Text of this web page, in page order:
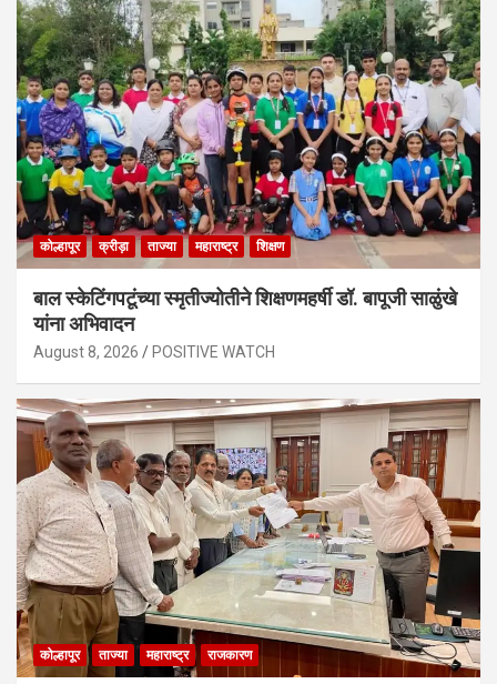
कोल्हापूर क्रीड़ा ताज्या महाराष्ट्र शिक्षण
बाल स्केटिंगपटूंच्या स्मृतीज्योतीने शिक्षणमहर्षी डॉ. बापूजी साळुंखे
यांना अभिवादन
August 8, 2026 POSITIVE WATCH
कोल्हापूर ताज्या महाराष्ट्र राजकारण